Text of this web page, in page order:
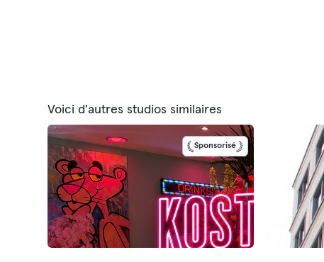
Voici d'autres studios similaires
Sponsorisé